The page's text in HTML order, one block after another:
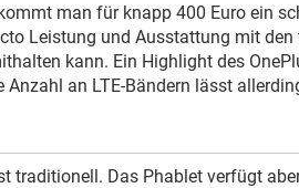
man für knapp 400 Euro ein
Leistung und Ausstattung mit den
kann. Ein Highlight des
Anzahl an LTE-Bändern lässt
traditionell. Das Phablet verfügt